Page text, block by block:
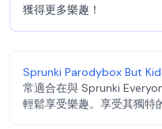
獲得更多樂趣！
Sprunki Parodybox But
常適合在與 Sprunki
輕鬆享受樂趣。享受其獨特